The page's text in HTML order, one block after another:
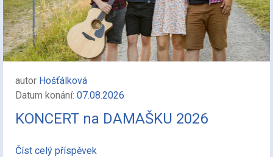
autor Hošťálková
Datum konání: 07.08.2026
KONCERT na DAMAŠKU 2026
Číst celý příspěvek